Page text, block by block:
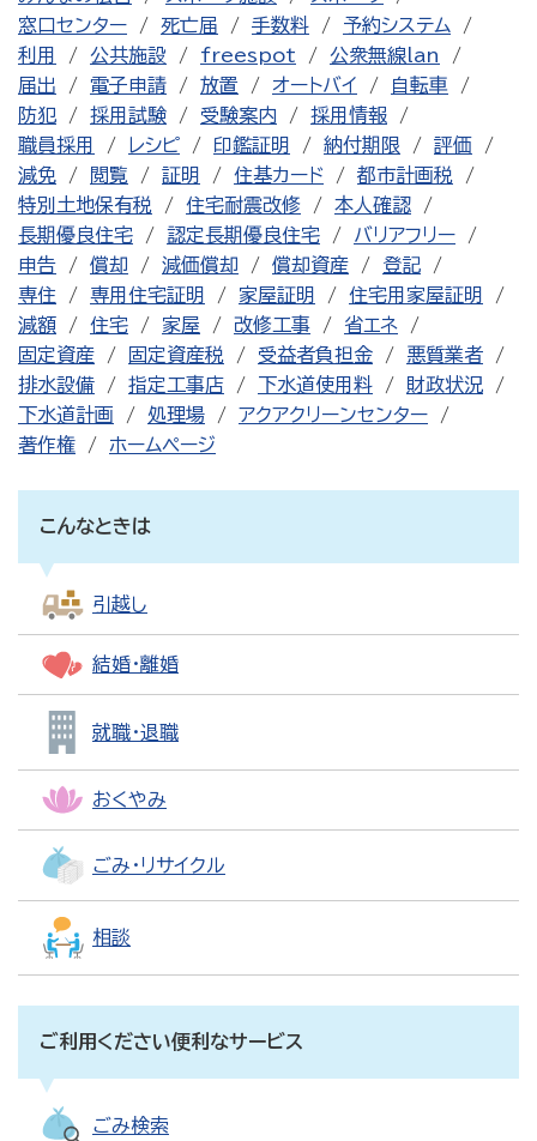
窓口センター
死亡届 手数料
予約システム
利用
公共施設 freespot
公衆無線lan
届出
電子申請 放置 オートバイ
自転車
防犯
採用試験 受験案内
採用情報
職員採用
レシピ 印鑑証明 納付期限
評価
減免
閲覧 証明 住基カード
都市計画税
特別土地保有税
住宅耐震改修
本人確認
長期優良住宅
認定長期優良住宅
バリアフリー
申告
償却 減価償却 償却資産
登記
専住
専用住宅証明 家屋証明
住宅用家屋証明
減額
住宅 家屋 改修工事
省エネ
固定資産
固定資産税 受益者負担金
悪質業者
排水設備
指定工事店 下水道使用料
財政状況
下水道計画
処理場
アクアクリーンセンター
著作権
ホームページ
こんなときは
引越し
結婚・離婚
就職・退職
おくやみ
ごみ・リサイクル
相談
ご利用ください便利なサービス
ごみ検索